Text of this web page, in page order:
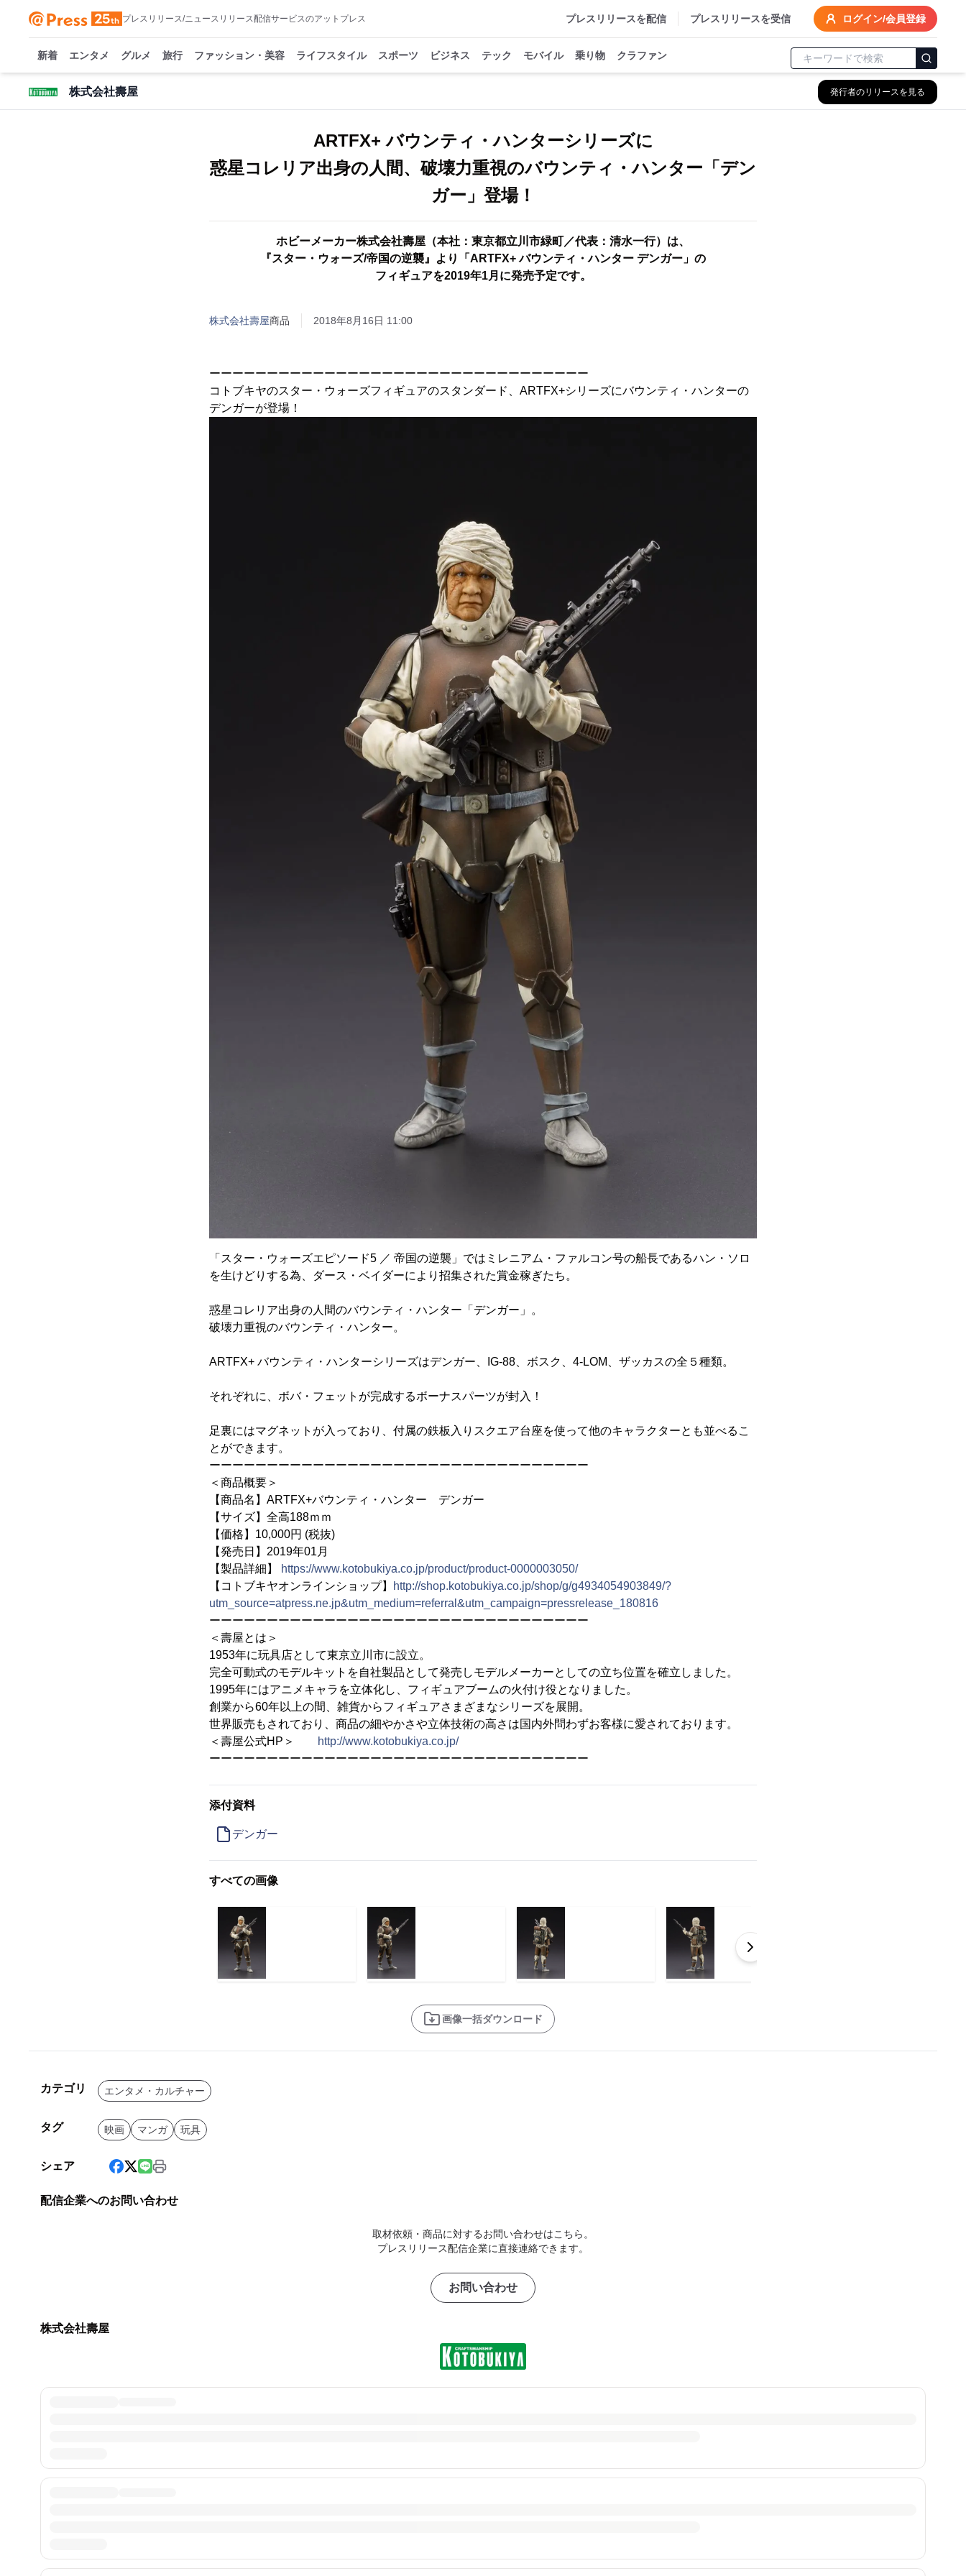
プレスリリース/ニュースリリース配信サービスのアットプレス プレスリリースを配信 プレスリリースを受信 ログイン/会員登録
新着 エンタメ グルメ 旅行 ファッション・美容 ライフスタイル スポーツ ビジネス テック モバイル 乗り物 クラファン
株式会社壽屋 発行者のリリースを見る
ARTFX+ バウンティ・ハンターシリーズに
惑星コレリア出身の人間、破壊力重視のバウンティ・ハンター「デン
ガー」登場！
ホビーメーカー株式会社壽屋（本社：東京都立川市緑町／代表：清水一行）は、
『スター・ウォーズ/帝国の逆襲』より「ARTFX+ バウンティ・ハンター デンガー」の
フィギュアを2019年1月に発売予定です。
株式会社壽屋商品 2018年8月16日 11:00
ーーーーーーーーーーーーーーーーーーーーーーーーーーーーーーーーー
コトブキヤのスター・ウォーズフィギュアのスタンダード、ARTFX+シリーズにバウンティ・ハンターの
デンガーが登場！
「スター・ウォーズエピソード5 ／ 帝国の逆襲」ではミレニアム・ファルコン号の船長であるハン・ソロ
を生けどりする為、ダース・ベイダーにより招集された賞金稼ぎたち。
惑星コレリア出身の人間のバウンティ・ハンター「デンガー」。
破壊力重視のバウンティ・ハンター。
ARTFX+ バウンティ・ハンターシリーズはデンガー、IG-88、ボスク、4-LOM、ザッカスの全５種類。
それぞれに、ボバ・フェットが完成するボーナスパーツが封入！
足裏にはマグネットが入っており、付属の鉄板入りスクエア台座を使って他のキャラクターとも並べるこ
とができます。
ーーーーーーーーーーーーーーーーーーーーーーーーーーーーーーーーー
＜商品概要＞
【商品名】ARTFX+バウンティ・ハンター デンガー
【サイズ】全高188ｍｍ
【価格】10,000円 (税抜)
【発売日】2019年01月
【製品詳細】
https://www.kotobukiya.co.jp/product/product-0000003050/
【コトブキヤオンラインショップ】
http://shop.kotobukiya.co.jp/shop/g/g4934054903849/?
utm_source=atpress.ne.jp&utm_medium=referral&utm_campaign=pressrelease_180816
ーーーーーーーーーーーーーーーーーーーーーーーーーーーーーーーーー
＜壽屋とは＞
1953年に玩具店として東京立川市に設立。
完全可動式のモデルキットを自社製品として発売しモデルメーカーとしての立ち位置を確立しました。
1995年にはアニメキャラを立体化し、フィギュアブームの火付け役となりました。
創業から60年以上の間、雑貨からフィギュアさまざまなシリーズを展開。
世界販売もされており、商品の細やかさや立体技術の高さは国内外問わずお客様に愛されております。
＜壽屋公式HP＞
http://www.kotobukiya.co.jp/
ーーーーーーーーーーーーーーーーーーーーーーーーーーーーーーーーー
添付資料
デンガー
すべての画像
画像一括ダウンロード
カテゴリ エンタメ・カルチャー
タグ 映画 マンガ 玩具
シェア
配信企業へのお問い合わせ
取材依頼・商品に対するお問い合わせはこちら。
プレスリリース配信企業に直接連絡できます。
お問い合わせ
株式会社壽屋